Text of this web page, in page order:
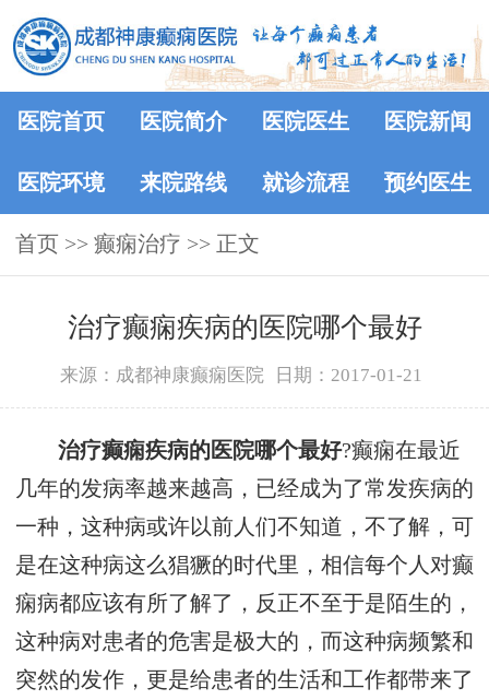
医院首页 医院简介 医院医生 医院新闻
医院环境 来院路线 就诊流程 预约医生
首页 >> 癫痫治疗 >> 正文
治疗癫痫疾病的医院哪个最好
来源：成都神康癫痫医院 日期：2017-01-21
治疗癫痫疾病的医院哪个最好?癫痫在最近
几年的发病率越来越高，已经成为了常发疾病的
一种，这种病或许以前人们不知道，不了解，可
是在这种病这么猖獗的时代里，相信每个人对癫
痫病都应该有所了解了，反正不至于是陌生的，
这种病对患者的危害是极大的，而这种病频繁和
突然的发作，更是给患者的生活和工作都带来了